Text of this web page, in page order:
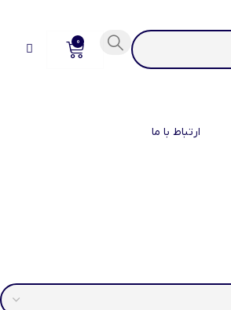
0
ارتباط با ما